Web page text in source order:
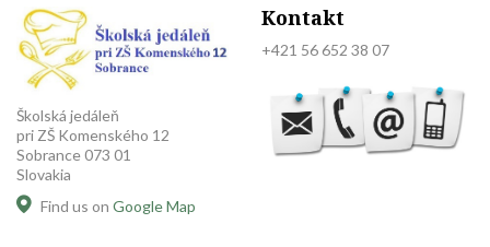
Školská jedáleň
pri ZŠ Komenského 12
Sobrance 073 01
Slovakia
Find us on Google Map
Kontakt
+421 56 652 38 07